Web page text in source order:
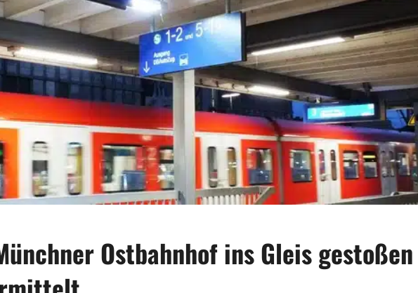
Ostbahnhof ins Gleis gestoßen